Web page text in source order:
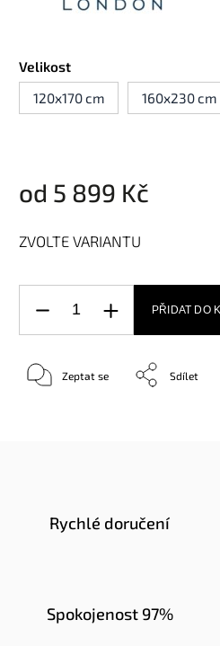
Velikost
120x170 cm
160x230 cm
od 5 899 Kč
ZVOLTE VARIANTU
PŘIDAT DO
Zeptat se Sdílet
Rychlé doručení
Spokojenost 97%